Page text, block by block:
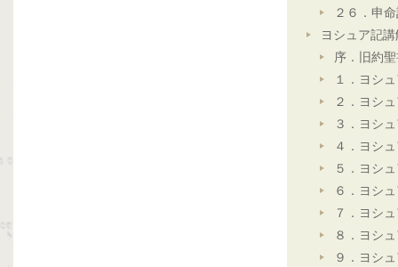
２６．申
ヨシュア記講
序．旧約
１．ヨシ
２．ヨシ
３．ヨシ
４．ヨシ
５．ヨシ
６．ヨシ
７．ヨシ
８．ヨシ
９．ヨシ